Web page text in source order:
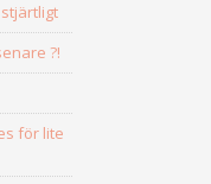
?!
för lite